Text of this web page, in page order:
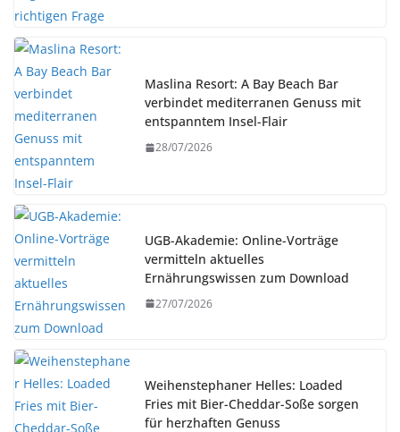
Maslina Resort: A Bay Beach Bar
verbindet mediterranen Genuss mit
entspanntem Insel-Flair
28/07/2026
UGB-Akademie: Online-Vorträge
vermitteln aktuelles
Ernährungswissen zum Download
27/07/2026
Weihenstephaner Helles: Loaded
Fries mit Bier-Cheddar-Soße sorgen
für herzhaften Genuss